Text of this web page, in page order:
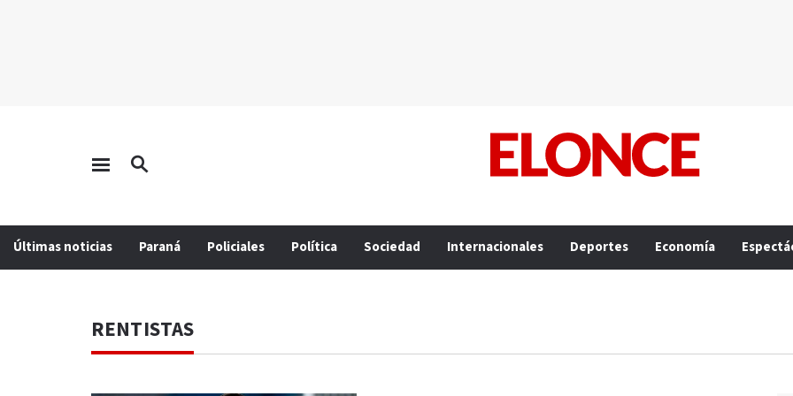
Últimas noticias Paraná Policiales Política Sociedad Internacionales Deportes Economía
RENTISTAS